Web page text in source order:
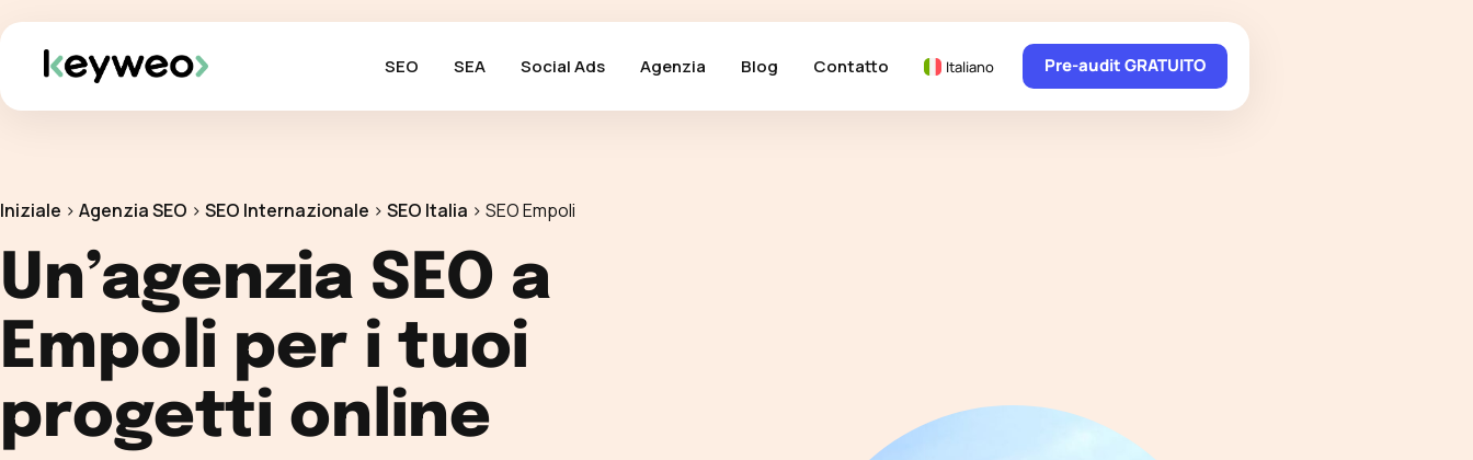
SEO SEA Social Ads Agenzia Blog Contatto Italiano Pre-audit GRATUITO
Iniziale > Agenzia SEO > SEO Internazionale > SEO Italia > SEO Empoli
Un’agenzia SEO a
Empoli per i tuoi
progetti online